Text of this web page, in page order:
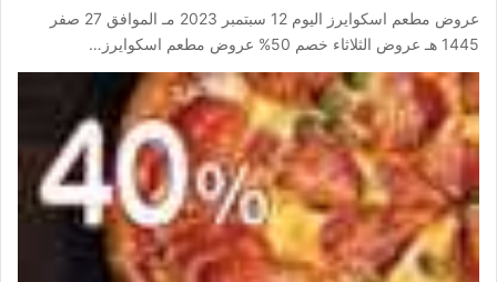
عروض مطعم اسكوايرز اليوم 12 سبتمبر 2023 مـ الموافق 27 صفر
1445 هـ عروض الثلاثاء خصم 50% عروض مطعم اسكوايرز…